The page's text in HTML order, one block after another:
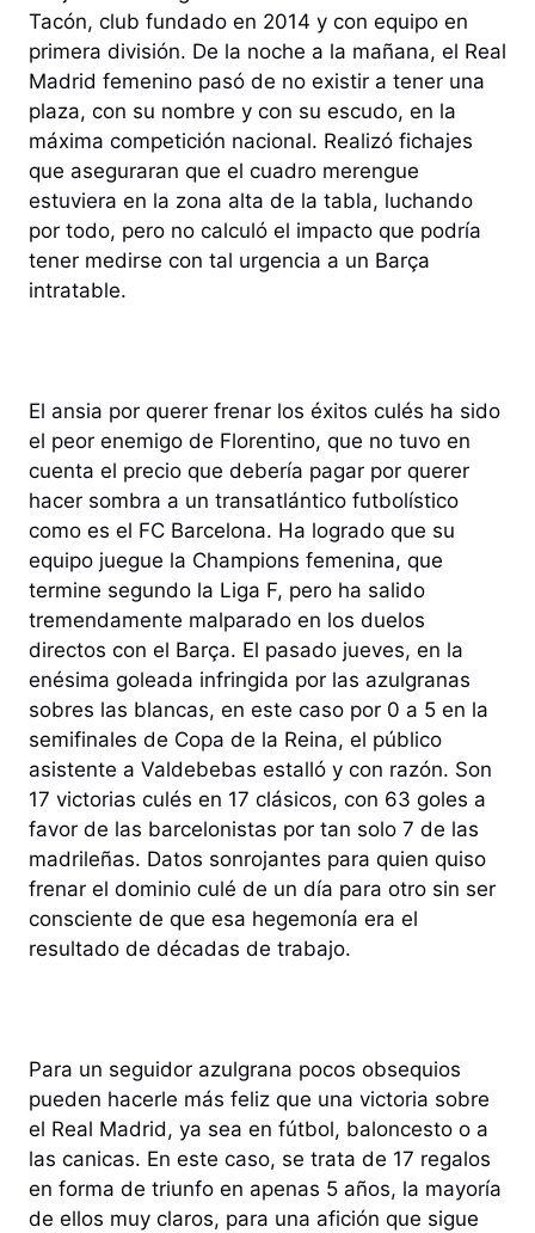
Tacón, club fundado en 2014 y con equipo en
primera división. De la noche a la mañana, el Real
Madrid femenino pasó de no existir a tener una
plaza, con su nombre y con su escudo, en la
máxima competición nacional. Realizó fichajes
que aseguraran que el cuadro merengue
estuviera en la zona alta de la tabla, luchando
por todo, pero no calculó el impacto que podría
tener medirse con tal urgencia a un Barça
intratable.
El ansia por querer frenar los éxitos culés ha sido
el peor enemigo de Florentino, que no tuvo en
cuenta el precio que debería pagar por querer
hacer sombra a un transatlántico futbolístico
como es el FC Barcelona. Ha logrado que su
equipo juegue la Champions femenina, que
termine segundo la Liga F, pero ha salido
tremendamente malparado en los duelos
directos con el Barça. El pasado jueves, en la
enésima goleada infringida por las azulgranas
sobres las blancas, en este caso por 0 a 5 en la
semifinales de Copa de la Reina, el público
asistente a Valdebebas estalló y con razón. Son
17 victorias culés en 17 clásicos, con 63 goles a
favor de las barcelonistas por tan solo 7 de las
madrileñas. Datos sonrojantes para quien quiso
frenar el dominio culé de un día para otro sin ser
consciente de que esa hegemonía era el
resultado de décadas de trabajo.
Para un seguidor azulgrana pocos obsequios
pueden hacerle más feliz que una victoria sobre
el Real Madrid, ya sea en fútbol, baloncesto o a
las canicas. En este caso, se trata de 17 regalos
en forma de triunfo en apenas 5 años, la mayoría
de ellos muy claros, para una afición que sigue